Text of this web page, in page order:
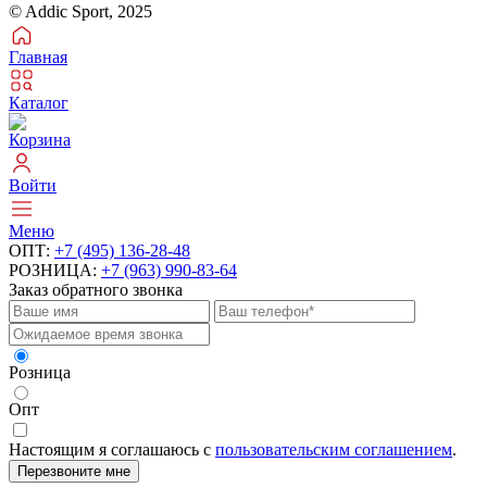
© Addic Sport, 2025
Главная
Каталог
Корзина
Войти
Меню
ОПТ: +7 (495) 136-28-48
РОЗНИЦА: +7 (963) 990-83-64
Заказ обратного звонка
Розница
Опт
Настоящим я соглашаюсь с пользовательским соглашением.
Перезвоните мне